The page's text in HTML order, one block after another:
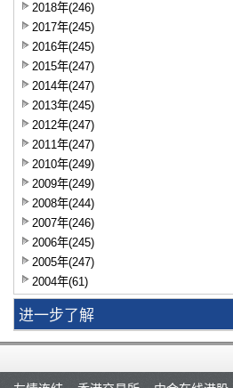
2018年(246)
2017年(245)
2016年(245)
2015年(247)
2014年(247)
2013年(245)
2012年(247)
2011年(247)
2010年(249)
2009年(249)
2008年(244)
2007年(246)
2006年(245)
2005年(247)
2004年(61)
进一步了解
智识拣股
市况评论